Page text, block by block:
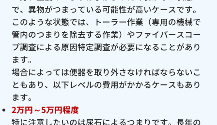
で、異物がつまっている可能性が高いケースです。
このような状態では、トーラー作業（専用の機械で
管内のつまりを除去する作業）やファイバースコー
プ調査による原因特定調査が必要になることがあり
ます。
場合によっては便器を取り外さなければならないこ
ともあり、以下レベルの費用がかかるケースもあり
ます。
2万円～5万円程度
特に注意したいのは尿石によるつまりです。長年の